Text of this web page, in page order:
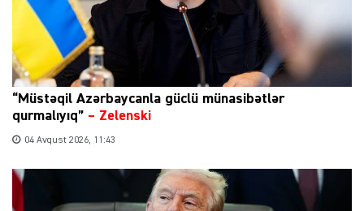
“Müstəqil Azərbaycanla güclü münasibətlər
qurmalıyıq” – Zelenski
04 Avqust 2026, 11:43